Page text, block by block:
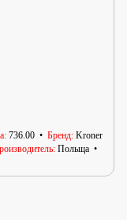
736.00 Бренд Kroner
Польща